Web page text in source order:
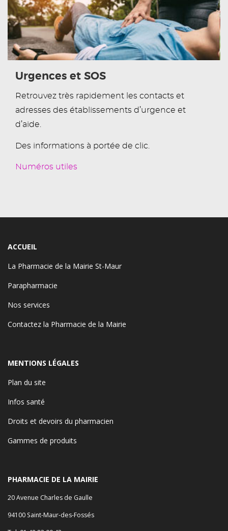
Urgences et SOS
Retrouvez très rapidement les contacts et
adresses des établissements d’urgence et
d’aide.
Des informations à portée de clic.
Numéros utiles
ACCUEIL
La Pharmacie de la Mairie St-Maur
Parapharmacie
Nos services
Contactez la Pharmacie de la Mairie
MENTIONS LÉGALES
Plan du site
Infos santé
Droits et devoirs du pharmacien
Gammes de produits
PHARMACIE DE LA MAIRIE
20 Avenue Charles de Gaulle
94100 Saint-Maur-des-Fossés